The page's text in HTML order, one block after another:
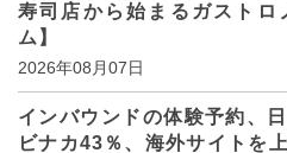
寿司店から始まるガストロ
ム】
2026年08月07日
インバウンドの体験予約、
ビナカ43％、海外サイトを